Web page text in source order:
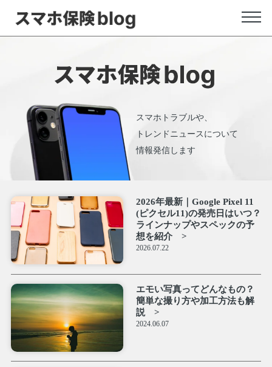
スマホトラブルや、
トレンドニュースについて
情報発信します
2026年最新｜Google Pixel 11
(ピクセル11)の発売日はいつ？
ラインナップやスペックの予
想を紹介
2026.07.22
エモい写真ってどんなもの？
簡単な撮り方や加工方法も解
説
2024.06.07